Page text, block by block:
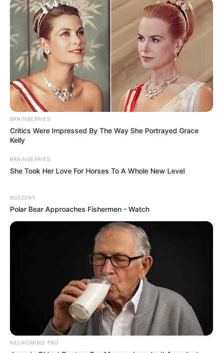
ข้อมูลโดย:แก้วตา คุยดวง
แชมป์อันดับ 1 ศึกชิงจ้าวหมอดู 2018
HOROLive ดูดวงสดบนมือถือ ทุกที่ทุกเวลา
กับหมอดูคุณภาพที่เราคัดสรรมาแล้ว
ดาวน์โหลด –คลิก
รายละเอียดเพิ่มเติมhorolive
ดูดวง อ.แก้วตา คุยดวง
ดูดวงรายวัน
นักเขียน
อิสฺวาสุ
เชื่อในสิ่งที่เฮ็ด เฮ็ดในสิ่งที่เชื่อ
BRAINBERRIES
Critics Were Impressed By The Way She Portrayed Grace
Kelly
BRAINBERRIES
She Took Her Love For Horses To A Whole New Level
BUZZDAY
Polar Bear Approaches Fishermen - Watch
NEUROMIND PRO